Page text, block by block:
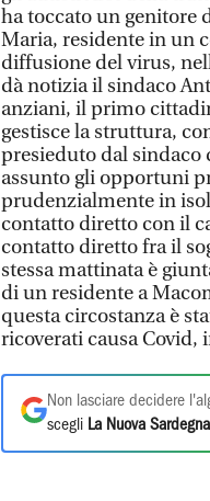
ha toccato un genitore
Maria, residente in un
diffusione del virus,
dà notizia il sindaco
anziani, il primo
gestisce la struttura,
presieduto dal sindaco
assunto gli opportuni
prudenzialmente in
contatto diretto con il
contatto diretto fra il
stessa mattinata è
di un residente a
questa circostanza è
ricoverati causa Covid,
Non lasciare decidere
scegli La Nuova Sardegna